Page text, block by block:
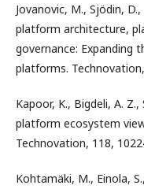
Jovanovic, M., Sjödin,
platform architecture,
governance: Expanding
platforms.
Kapoor, K., Bigdeli, A.
platform ecosystem
Technovation, 118,
Kohtamäki, M., Einola,